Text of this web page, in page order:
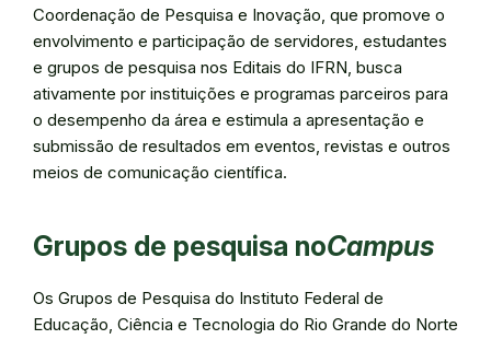
Coordenação de Pesquisa e Inovação, que promove o
envolvimento e participação de servidores, estudantes
e grupos de pesquisa nos Editais do IFRN, busca
ativamente por instituições e programas parceiros para
o desempenho da área e estimula a apresentação e
submissão de resultados em eventos, revistas e outros
meios de comunicação científica.
Grupos de pesquisa noCampus
Os Grupos de Pesquisa do Instituto Federal de
Educação, Ciência e Tecnologia do Rio Grande do Norte